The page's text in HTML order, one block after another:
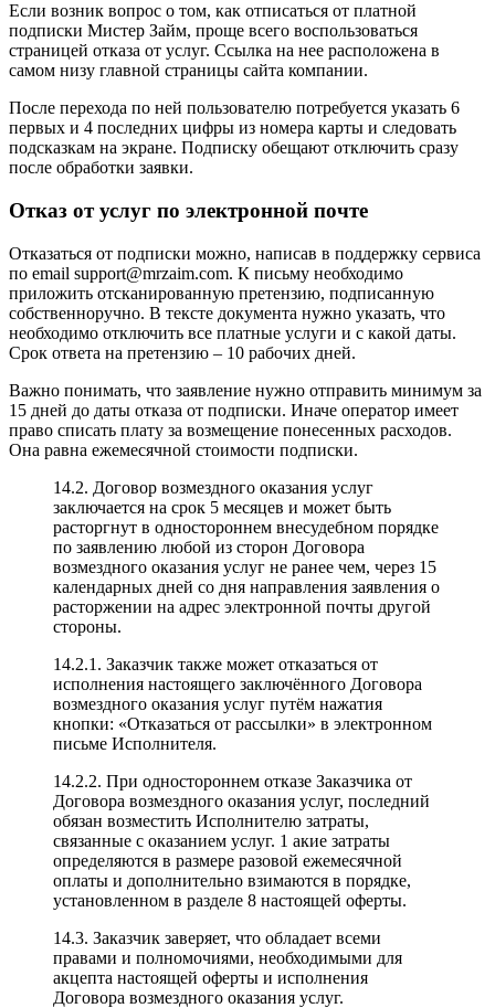
Если возник вопрос о том, как отписаться от платной
подписки Мистер Займ, проще всего воспользоваться
страницей отказа от услуг. Ссылка на нее расположена в
самом низу главной страницы сайта компании.
После перехода по ней пользователю потребуется указать 6
первых и 4 последних цифры из номера карты и следовать
подсказкам на экране. Подписку обещают отключить сразу
после обработки заявки.
Отказ от услуг по электронной почте
Отказаться от подписки можно, написав в поддержку сервиса
по email support@mrzaim.com. К письму необходимо
приложить отсканированную претензию, подписанную
собственноручно. В тексте документа нужно указать, что
необходимо отключить все платные услуги и с какой даты.
Срок ответа на претензию – 10 рабочих дней.
Важно понимать, что заявление нужно отправить минимум за
15 дней до даты отказа от подписки. Иначе оператор имеет
право списать плату за возмещение понесенных расходов.
Она равна ежемесячной стоимости подписки.
14.2. Договор возмездного оказания услуг
заключается на срок 5 месяцев и может быть
расторгнут в одностороннем внесудебном порядке
по заявлению любой из сторон Договора
возмездного оказания услуг не ранее чем, через 15
календарных дней со дня направления заявления о
расторжении на адрес электронной почты другой
стороны.
14.2.1. Заказчик также может отказаться от
исполнения настоящего заключённого Договора
возмездного оказания услуг путём нажатия
кнопки: «Отказаться от рассылки» в электронном
письме Исполнителя.
14.2.2. При одностороннем отказе Заказчика от
Договора возмездного оказания услуг, последний
обязан возместить Исполнителю затраты,
связанные с оказанием услуг. 1 акие затраты
определяются в размере разовой ежемесячной
оплаты и дополнительно взимаются в порядке,
установленном в разделе 8 настоящей оферты.
14.3. Заказчик заверяет, что обладает всеми
правами и полномочиями, необходимыми для
акцепта настоящей оферты и исполнения
Договора возмездного оказания услуг.